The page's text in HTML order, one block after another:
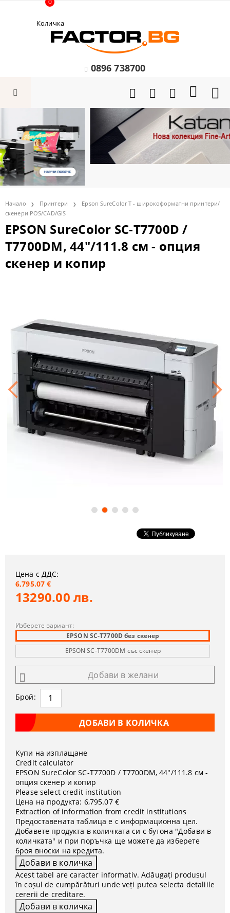
Количка
0
0896 738700
Начало Принтери
Epson SureColor T - широкоформатни принтери/
скенери POS/CAD/GIS
EPSON SureColor SC-T7700D /
T7700DM, 44"/111.8 см - опция
скенер и копир
Цена с ДДС:
6,795.07 €
13290.00 лв.
Изберете вариант:
EPSON SC-T7700D без скенер
EPSON SC-T7700DM със скенер
Добави в желани
Брой:
Купи на изплащане
Credit calculator
EPSON SureColor SC-T7700D / T7700DM, 44"/111.8 см -
опция скенер и копир
Please select credit institution
Цена на продукта: 6,795.07 €
Extraction of information from credit institutions
Предоставената таблица е с информационна цел.
Добавете продукта в количката си с бутона "Добави в
количката" и при поръчка ще можете да изберете
броя вноски на кредита.
Acest tabel are caracter informativ. Adăugați produsul
în coșul de cumpărături unde veți putea selecta detaliile
cererii de creditare.